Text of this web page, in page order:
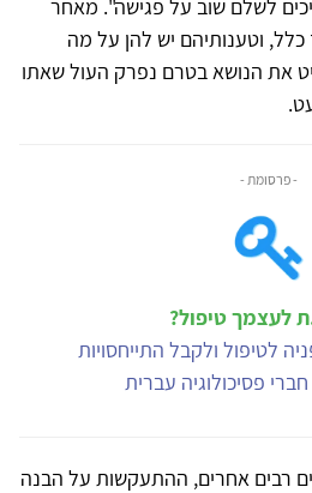
לשלם שוב על פגישה". מאחר
וטענותיהם יש להן על מה
את הנושא בטרם נפרק העול שאתו
- פרסומת -
לעצמך טיפול?
לטיפול ולקבל התייחסויות
פסיכולוגיה עברית
רבים אחרים, ההתעקשות על הבנה